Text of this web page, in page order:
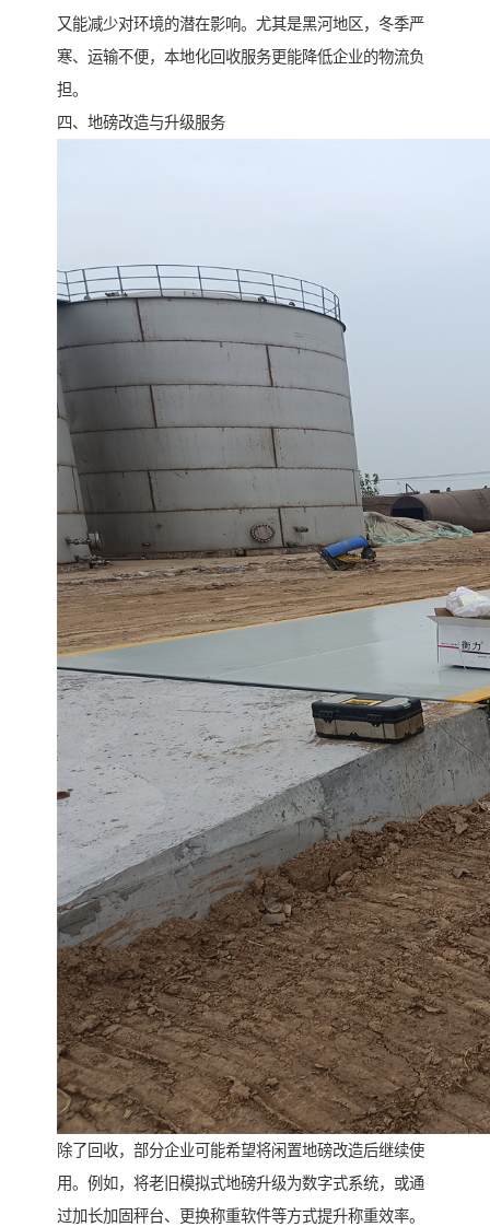
又能减少对环境的潜在影响。尤其是黑河地区，冬季严
寒、运输不便，本地化回收服务更能降低企业的物流负
担。
四、地磅改造与升级服务
除了回收，部分企业可能希望将闲置地磅改造后继续使
用。例如，将老旧模拟式地磅升级为数字式系统，或通
过加长加固秤台、更换称重软件等方式提升称重效率。